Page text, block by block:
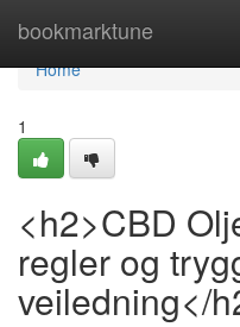
bookmarktune
Home
Home
1
<h2>CBD
regler og
veiledning</